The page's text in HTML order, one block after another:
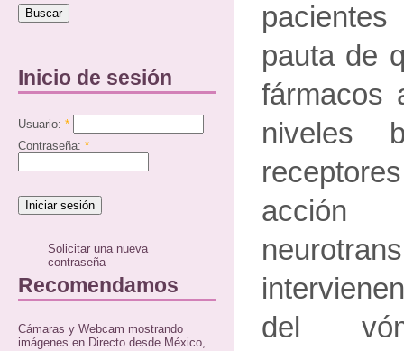
Inicio de sesión
Usuario: *
Contraseña: *
Solicitar una nueva
contraseña
Recomendamos
Cámaras y Webcam mostrando
imágenes en Directo desde México,
pauta de
fármacos
niveles
del